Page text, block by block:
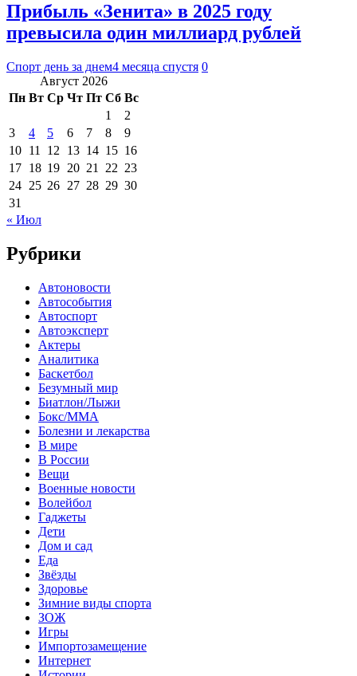
Прибыль «Зенита» в 2025 году
превысила один миллиард рублей
Спорт день за днем4 месяца спустя 0
Август 2026
Пн Вт Ср Чт Пт Сб Вс
1
2
3
4 5 6 7 8
9
10 11 12 13 14 15 16
17 18 19 20 21 22 23
24 25 26 27 28 29 30
31
« Июл
Рубрики
Автоновости
Автособытия
Автоспорт
Автоэксперт
Актеры
Аналитика
Баскетбол
Безумный мир
Биатлон/Лыжи
Бокс/MMA
Болезни и лекарства
В мире
В России
Вещи
Военные новости
Волейбол
Гаджеты
Дети
Дом и сад
Еда
Звёзды
Здоровье
Зимние виды спорта
ЗОЖ
Игры
Импортозамещение
Интернет